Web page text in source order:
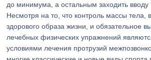
до минимума, а остальным заходить вводу
Несмотря на то, что контроль массы тела,
здорового образа жизни, и обязательное
лечебных физических упражнений
условиями лечения протрузий